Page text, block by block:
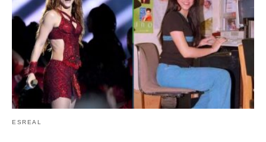
ESREAL